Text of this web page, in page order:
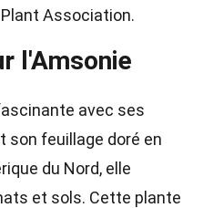
Association.
l'Amsonie
avec ses
son feuillage doré en
du Nord, elle
et sols. Cette plante